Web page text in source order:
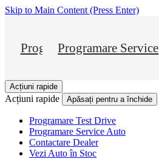
Skip to Main Content (Press Enter)
Programare Test Drive
Programare Service
Acțiuni rapide
Acțiuni rapide Apăsați pentru a închide
Programare Test Drive
Programare Service Auto
Contactare Dealer
Vezi Auto în Stoc